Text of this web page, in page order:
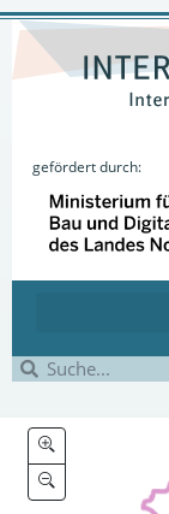
gefördert durch: